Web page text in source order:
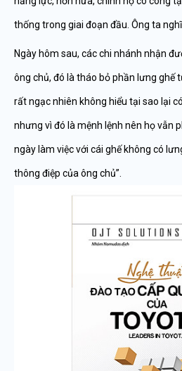
thống trong giai đoạn đầu. Ông ta
Ngày hôm sau, các chi nhánh nhận
ông chủ, đó là tháo bỏ phần lưng ghế
rất ngạc nhiên không hiểu tại sao lại
nhưng vì đó là mệnh lệnh nên họ vẫn
ngày làm việc với cái ghế không có
thông điệp của ông chủ”.